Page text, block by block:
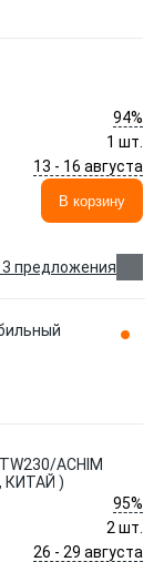
94%
1 шт.
13 - 16 августа
В корзину
предложения
ACHIM
КИТАЙ )
95%
2 шт.
26 - 29 августа